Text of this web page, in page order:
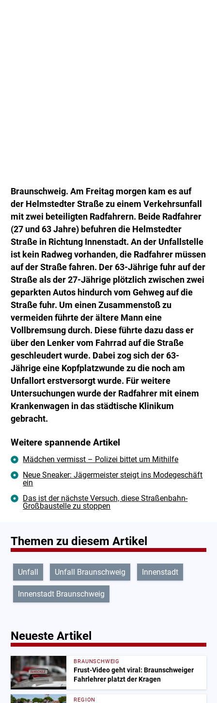
Braunschweig. Am Freitag morgen kam es auf
der Helmstedter Straße zu einem Verkehrsunfall
mit zwei beteiligten Radfahrern. Beide Radfahrer
(27 und 63 Jahre) befuhren die Helmstedter
Straße in Richtung Innenstadt. An der Unfallstelle
ist kein Radweg vorhanden, die Radfahrer müssen
auf der Straße fahren. Der 63-Jährige fuhr auf der
Straße als der 27-Jährige plötzlich zwischen zwei
geparkten Autos hindurch vom Gehweg auf die
Straße fuhr. Um einen Zusammenstoß zu
vermeiden führte der ältere Mann eine
Vollbremsung durch. Diese führte dazu dass er
über den Lenker vom Fahrrad auf die Straße
geschleudert wurde. Dabei zog sich der 63-
Jährige eine Kopfplatzwunde zu die noch am
Unfallort erstversorgt wurde. Für weitere
Untersuchungen wurde der Radfahrer mit einem
Krankenwagen in das städtische Klinikum
gebracht.
Weitere spannende Artikel
Mädchen vermisst – Polizei bittet um Mithilfe
Neue Sneaker: Jägermeister steigt ins Modegeschäft
ein
Das ist der nächste Versuch, diese Straßenbahn-
Großbaustelle zu stoppen
Themen zu diesem Artikel
Unfall Unfall Braunschweig Innenstadt
Innenstadt Braunschweig
Neueste Artikel
BRAUNSCHWEIG
Frust-Video geht viral: Braunschweiger
Fahrlehrer platzt der Kragen
REGION